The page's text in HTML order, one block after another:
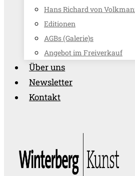
Hans Richard von
Editionen
AGBs (Galerie)s
Angebot im Freiverkauf
Über uns
Newsletter
Kontakt